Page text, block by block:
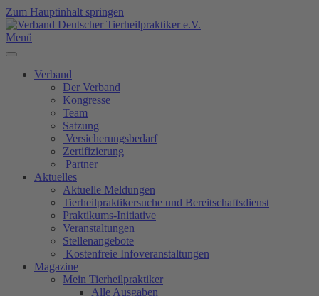
Zum Hauptinhalt springen
Menü
Verband
Der Verband
Kongresse
Team
Satzung
Versicherungsbedarf
Zertifizierung
Partner
Aktuelles
Aktuelle Meldungen
Tierheilpraktikersuche und Bereitschaftsdienst
Praktikums-Initiative
Veranstaltungen
Stellenangebote
Kostenfreie Infoveranstaltungen
Magazine
Mein Tierheilpraktiker
Alle Ausgaben